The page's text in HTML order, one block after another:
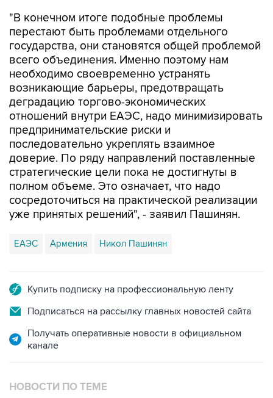
"В конечном итоге подобные проблемы
перестают быть проблемами отдельного
государства, они становятся общей проблемой
всего объединения. Именно поэтому нам
необходимо своевременно устранять
возникающие барьеры, предотвращать
деградацию торгово-экономических
отношений внутри ЕАЭС, надо минимизировать
предпринимательские риски и
последовательно укреплять взаимное
доверие. По ряду направлений поставленные
стратегические цели пока не достигнуты в
полном объеме. Это означает, что надо
сосредоточиться на практической реализации
уже принятых решений", - заявил Пашинян.
ЕАЭС Армения Никол Пашинян
Купить подписку на профессиональную ленту
Подписаться на рассылку главных новостей сайта
Получать оперативные новости в официальном
канале
НОВОСТИ ПО ТЕМЕ